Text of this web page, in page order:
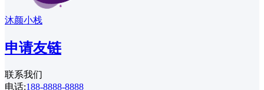
沐颜小栈
申请友链
联系我们
电话:188-8888-8888